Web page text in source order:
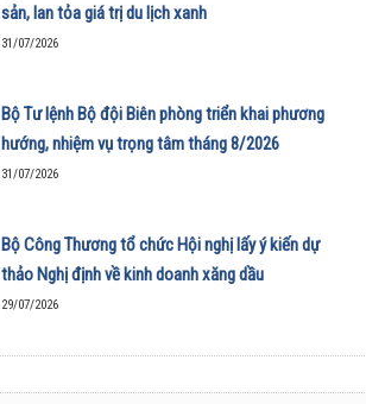
sản, lan tỏa giá trị du lịch xanh
31/07/2026
Bộ Tư lệnh Bộ đội Biên phòng triển khai phương
hướng, nhiệm vụ trọng tâm tháng 8/2026
31/07/2026
Bộ Công Thương tổ chức Hội nghị lấy ý kiến dự
thảo Nghị định về kinh doanh xăng dầu
29/07/2026